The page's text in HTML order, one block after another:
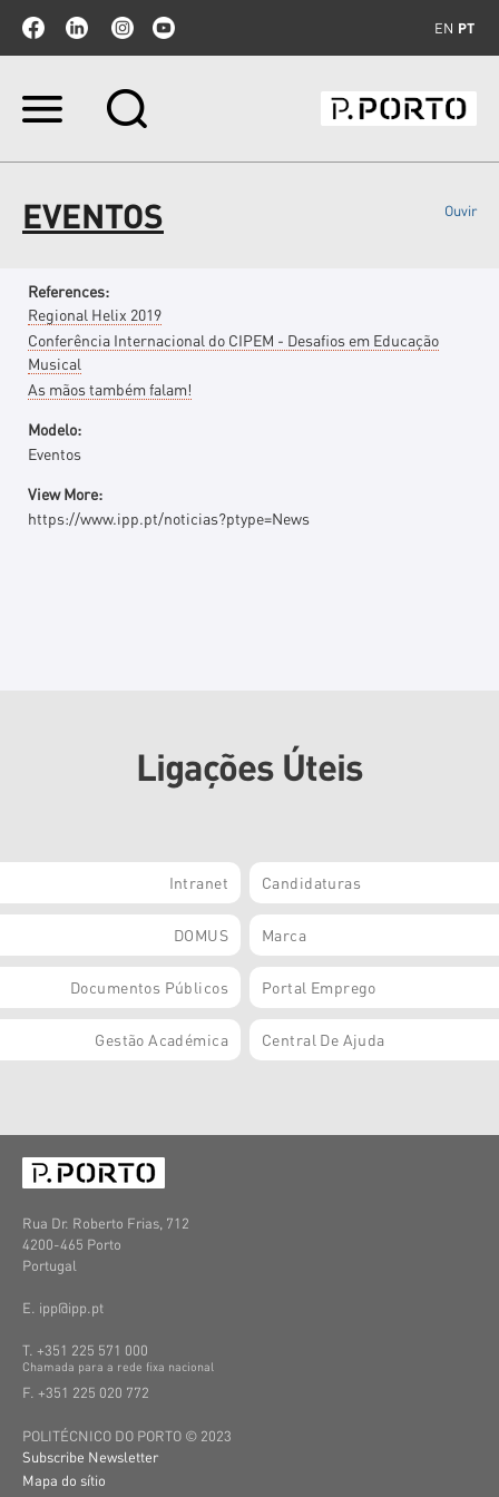
EN PT
Ir
Ir
para
EVENTOS Ouvir
References:
Regional Helix 2019
Conferência Internacional do CIPEM - Desafios em Educação
Musical
As mãos também falam!
Modelo:
Eventos
View More:
https://www.ipp.pt/noticias?ptype=News
Ligações Úteis
Intranet Candidaturas
DOMUS Marca
Documentos Públicos Portal Emprego
Gestão Académica Central De Ajuda
Rua Dr. Roberto Frias, 712
4200-465 Porto
Portugal
E. ipp@ipp.pt
T. +351 225 571 000
Chamada para a rede fixa nacional
F. +351 225 020 772
POLITÉCNICO DO PORTO © 2023
Subscribe Newsletter
Mapa do sítio